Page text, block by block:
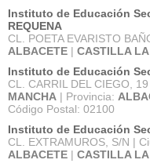
Instituto de Educación
REQUENA
CL. POETA EVARISTO
ALBACETE | CASTILLA
Instituto de Educación
CL. CARRIL DEL CIEGO,
MANCHA | Provincia:
Código Postal: 02100
Instituto de Educación
CL. EXTRAMUROS, S/N |
ALBACETE | CASTILLA